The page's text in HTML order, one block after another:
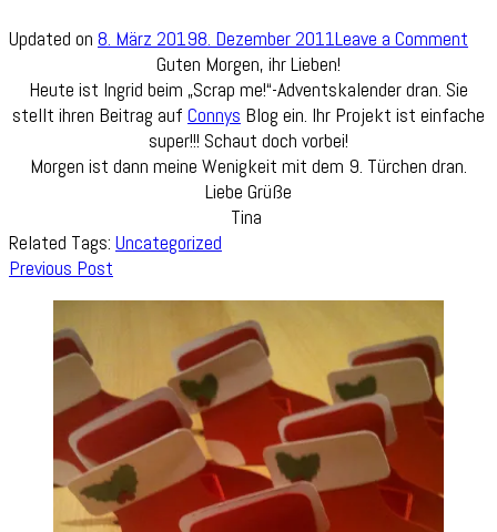
Updated on 8. März 20198. Dezember 2011Leave a Comment
Guten Morgen, ihr Lieben!
Heute ist Ingrid beim „Scrap me!“-Adventskalender dran. Sie
stellt ihren Beitrag auf Connys Blog ein. Ihr Projekt ist einfache
super!!! Schaut doch vorbei!
Morgen ist dann meine Wenigkeit mit dem 9. Türchen dran.
Liebe Grüße
Tina
Related Tags: Uncategorized
Post
Previous Post